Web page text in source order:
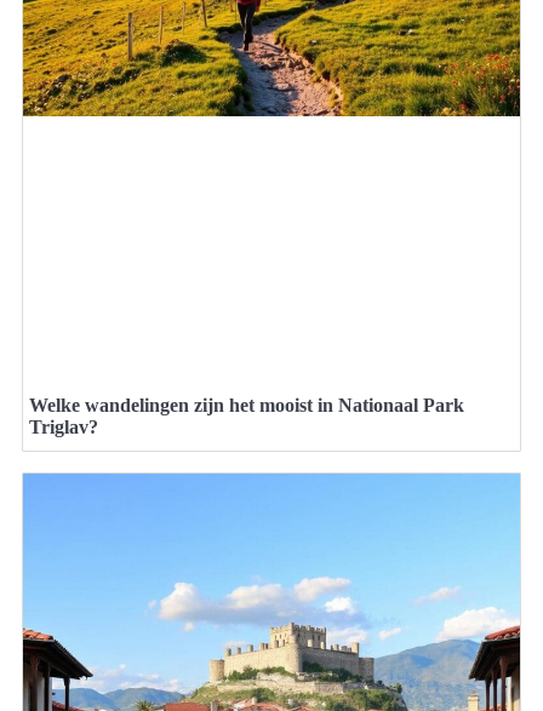
Welke wandelingen zijn het mooist in Nationaal Park
Triglav?